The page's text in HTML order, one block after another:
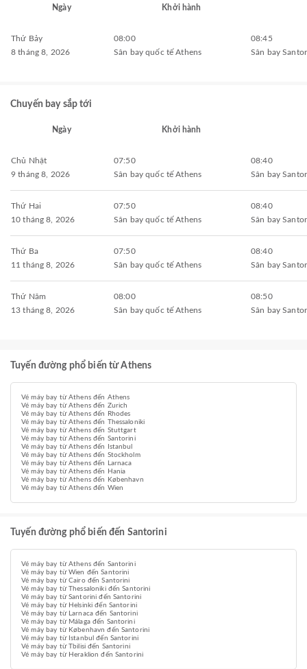
Ngày Khởi hành
Thứ Bảy
8 tháng 8, 2026
08:00
Sân bay quốc tế Athens
08:45
Sân bay
Chuyến bay sắp tới
Ngày Khởi hành
Chủ Nhật
9 tháng 8, 2026
07:50
Sân bay quốc tế Athens
08:40
Sân bay
Thứ Hai
10 tháng 8, 2026
07:50
Sân bay quốc tế Athens
08:40
Sân bay
Thứ Ba
11 tháng 8, 2026
07:50
Sân bay quốc tế Athens
08:40
Sân bay
Thứ Năm
13 tháng 8, 2026
08:00
Sân bay quốc tế Athens
08:50
Sân bay
Tuyến đường phổ biến từ Athens
Vé máy bay từ Athens đến Athens
Vé máy bay từ Athens đến Zurich
Vé máy bay từ Athens đến Rhodes
Vé máy bay từ Athens đến Thessaloniki
Vé máy bay từ Athens đến Stuttgart
Vé máy bay từ Athens đến Santorini
Vé máy bay từ Athens đến Istanbul
Vé máy bay từ Athens đến Stockholm
Vé máy bay từ Athens đến Larnaca
Vé máy bay từ Athens đến Hania
Vé máy bay từ Athens đến København
Vé máy bay từ Athens đến Wien
Tuyến đường phổ biến đến Santorini
Vé máy bay từ Athens đến Santorini
Vé máy bay từ Wien đến Santorini
Vé máy bay từ Cairo đến Santorini
Vé máy bay từ Thessaloniki đến Santorini
Vé máy bay từ Santorini đến Santorini
Vé máy bay từ Helsinki đến Santorini
Vé máy bay từ Larnaca đến Santorini
Vé máy bay từ Málaga đến Santorini
Vé máy bay từ København đến Santorini
Vé máy bay từ Istanbul đến Santorini
Vé máy bay từ Tbilisi đến Santorini
Vé máy bay từ Heraklion đến Santorini